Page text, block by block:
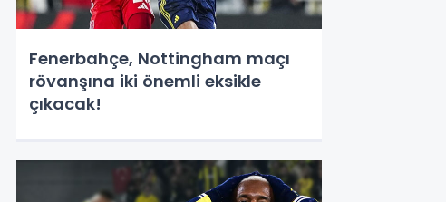
Fenerbahçe, Nottingham maçı
rövanşına iki önemli eksikle
çıkacak!